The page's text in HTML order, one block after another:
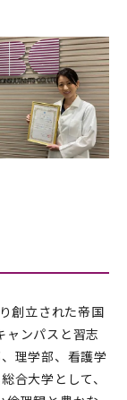
創立された帝国
ャンパスと習志
理学部、看護学
合大学として、